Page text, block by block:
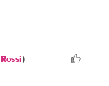
Rossi)